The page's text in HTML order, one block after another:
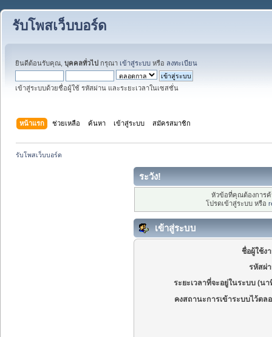
รับโพสเว็บบอร์ด
ยินดีต้อนรับคุณ, บุคคลทั่วไป กรุณา เข้าสู่ระบบ หรือ ลงทะเบียน
เข้าสู่ระบบด้วยชื่อผู้ใช้ รหัสผ่าน และระยะเวลาในเซสชั่น
หน้าแรก ช่วยเหลือ ค้นหา เข้าสู่ระบบ สมัครสมาชิก
รับโพสเว็บบอร์ด
ระวัง!
หัวข้อที่คุณต้องการ
โปรดเข้าสู่ระบบ หรือ
เข้าสู่ระบบ
ชื่อผู้ใช้ง
รหัสผ่
ระยะเวลาที่จะอยู่ในระบบ (นา
คงสถานะการเข้าระบบไว้ตล